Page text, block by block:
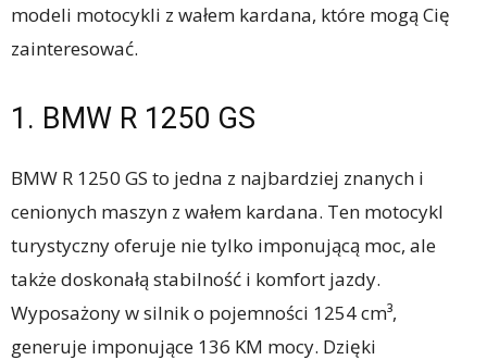
modeli motocykli z wałem kardana, które mogą Cię
zainteresować.
1. BMW R 1250 GS
BMW R 1250 GS to jedna z najbardziej znanych i
cenionych maszyn z wałem kardana. Ten motocykl
turystyczny oferuje nie tylko imponującą moc, ale
także doskonałą stabilność i komfort jazdy.
Wyposażony w silnik o pojemności 1254 cm³,
generuje imponujące 136 KM mocy. Dzięki